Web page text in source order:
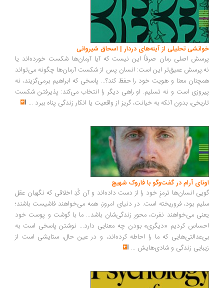
تحلیلی از آینه‌های دردار | اسحاق شیروانی
اصلی رمان صرفاً این نیست که آیا آرمان‌ها شکست خورده‌اند یا
عمیق‌تر این است: انسان پس از شکست آرمان‌ها چگونه می‌تواند
معنا و هویت خود را حفظ کند؟... پاسخی که ابراهیم برمی‌گزیند، نه
است و نه تسلیم. او راهی دیگر را انتخاب می‌کند: پذیرفتن شکست
بدون آنکه به خیانت، گریز از واقعیت یا انکار زندگی پناه ببرد...
آرام در گفت‌وگو با فاروک شهیچ‭
انسان‌ها ترمزِ خود را از دست داده‌اند و آن کُدِ اخلاقی که نگهبان عقل
بود، فروریخته است. در دنیای امروز، همه می‌خواهند فاشیست باشند؛
می‌خواهند نفرت، محورِ زندگی‌شان باشد... ما با گوشت و پوست خود
کردیم «دیگری» بودن چه معنایی دارد... نوشتن پاسخی است به
که ما را احاطه کرده‌اند، و در عین حال، ستایشی است از
زندگی و شادی‌هایش...